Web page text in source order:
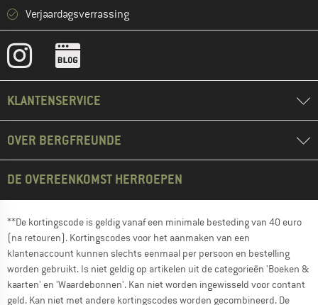
Verjaardagsverrassing
KLANTENSERVICE
OVER BERGFREUNDE
DE OVEREENKOMST HERROEPEN
**De kortingscode is geldig vanaf een minimale besteding van 40 euro
(na retouren). Kortingscodes voor het aanmaken van een
klantenaccount kunnen slechts eenmaal per persoon en bestelling
worden gebruikt. Is niet geldig op artikelen uit de categorieën 'Boeken &
kaarten' en 'Waardebonnen'. Kan niet worden ingewisseld voor contant
geld. Kan niet met andere kortingscodes worden gecombineerd. De